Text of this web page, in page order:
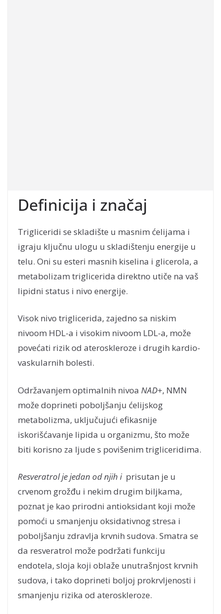
Definicija i značaj
Trigliceridi se skladište u masnim ćelijama i
igraju ključnu ulogu u skladištenju energije u
telu. Oni su esteri masnih kiselina i glicerola, a
metabolizam triglicerida direktno utiče na vaš
lipidni status i nivo energije.
Visok nivo triglicerida, zajedno sa niskim
nivoom HDL-a i visokim nivoom LDL-a, može
povećati rizik od ateroskleroze i drugih kardio-
vaskularnih bolesti.
Održavanjem optimalnih nivoa NAD+, NMN
može doprineti poboljšanju ćelijskog
metabolizma, uključujući efikasnije
iskorišćavanje lipida u organizmu, što može
biti korisno za ljude s povišenim trigliceridima.
Resveratrol je jedan od njih i prisutan je u
crvenom grožđu i nekim drugim biljkama,
poznat je kao prirodni antioksidant koji može
pomoći u smanjenju oksidativnog stresa i
poboljšanju zdravlja krvnih sudova. Smatra se
da resveratrol može podržati funkciju
endotela, sloja koji oblaže unutrašnjost krvnih
sudova, i tako doprineti boljoj prokrvljenosti i
smanjenju rizika od ateroskleroze.